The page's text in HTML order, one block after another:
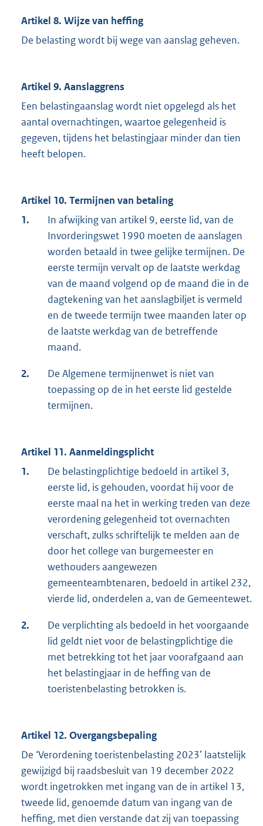
Artikel 8. Wijze van heffing
De belasting wordt bij wege van aanslag geheven.
Artikel 9. Aanslaggrens
Een belastingaanslag wordt niet opgelegd als het
aantal overnachtingen, waartoe gelegenheid is
gegeven, tijdens het belastingjaar minder dan tien
heeft belopen.
Artikel 10. Termijnen van betaling
1.
In afwijking van artikel 9, eerste lid, van de
Invorderingswet 1990 moeten de aanslagen
worden betaald in twee gelijke termijnen. De
eerste termijn vervalt op de laatste werkdag
van de maand volgend op de maand die in de
dagtekening van het aanslagbiljet is vermeld
en de tweede termijn twee maanden later op
de laatste werkdag van de betreffende
maand.
2.
De Algemene termijnenwet is niet van
toepassing op de in het eerste lid gestelde
termijnen.
Artikel 11. Aanmeldingsplicht
1.
De belastingplichtige bedoeld in artikel 3,
eerste lid, is gehouden, voordat hij voor de
eerste maal na het in werking treden van deze
verordening gelegenheid tot overnachten
verschaft, zulks schriftelijk te melden aan de
door het college van burgemeester en
wethouders aangewezen
gemeenteambtenaren, bedoeld in artikel 232,
vierde lid, onderdelen a, van de Gemeentewet.
2.
De verplichting als bedoeld in het voorgaande
lid geldt niet voor de belastingplichtige die
met betrekking tot het jaar voorafgaand aan
het belastingjaar in de heffing van de
toeristenbelasting betrokken is.
Artikel 12. Overgangsbepaling
De ‘Verordening toeristenbelasting 2023’ laatstelijk
gewijzigd bij raadsbesluit van 19 december 2022
wordt ingetrokken met ingang van de in artikel 13,
tweede lid, genoemde datum van ingang van de
heffing, met dien verstande dat zij van toepassing